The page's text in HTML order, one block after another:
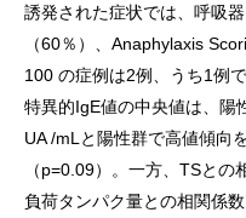
誘発された症状では、呼吸
（60％）、Anaphylaxis
100 の症例は2例、うち1例
特異的IgE値の中央値は、陽
UA /mLと陽性群で高値傾向
（p=0.09）。一方、TSと
負荷タンパク量との相関係